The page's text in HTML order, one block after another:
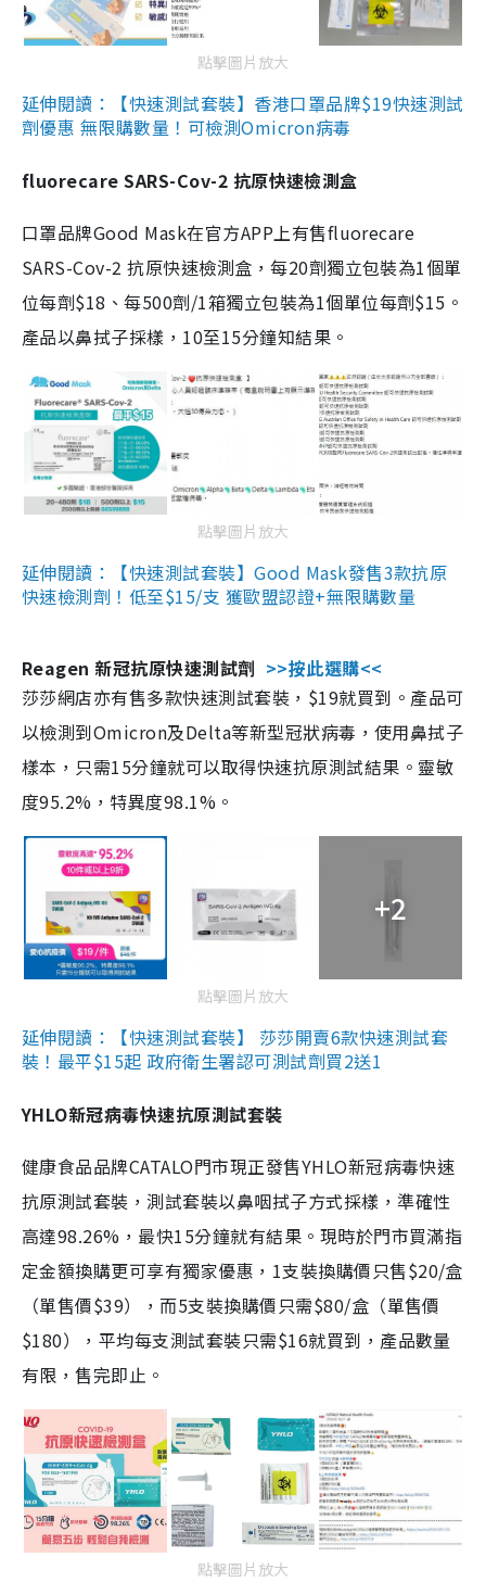
點擊圖片放大
延伸閱讀：【快速測試套裝】香港口罩品牌$19快速測試
劑優惠 無限購數量！可檢測Omicron病毒
fluorecare SARS-Cov-2 抗原快速檢測盒
口罩品牌Good Mask在官方APP上有售fluorecare
SARS-Cov-2 抗原快速檢測盒，每20劑獨立包裝為1個單
位每劑$18、每500劑/1箱獨立包裝為1個單位每劑$15。
產品以鼻拭子採樣，10至15分鐘知結果。
點擊圖片放大
延伸閱讀：【快速測試套裝】Good Mask發售3款抗原
快速檢測劑！低至$15/支 獲歐盟認證+無限購數量
Reagen 新冠抗原快速測試劑 >>按此選購<<
莎莎網店亦有售多款快速測試套裝，$19就買到。產品可
以檢測到Omicron及Delta等新型冠狀病毒，使用鼻拭子
樣本，只需15分鐘就可以取得快速抗原測試結果。靈敏
度95.2%，特異度98.1%。
+2
點擊圖片放大
延伸閱讀：【快速測試套裝】 莎莎開賣6款快速測試套
裝！最平$15起 政府衛生署認可測試劑買2送1
YHLO新冠病毒快速抗原測試套裝
健康食品品牌CATALO門市現正發售YHLO新冠病毒快速
抗原測試套裝，測試套裝以鼻咽拭子方式採樣，準確性
高達98.26%，最快15分鐘就有結果。現時於門市買滿指
定金額換購更可享有獨家優惠，1支裝換購價只售$20/盒
（單售價$39），而5支裝換購價只需$80/盒（單售價
$180），平均每支測試套裝只需$16就買到，產品數量
有限，售完即止。
點擊圖片放大